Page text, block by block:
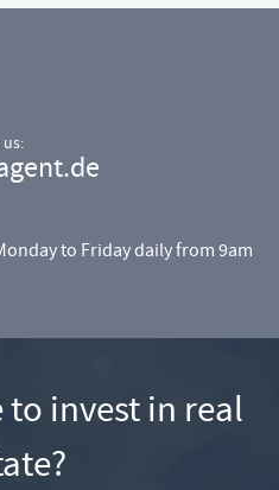
to Friday daily from 9am
invest in real